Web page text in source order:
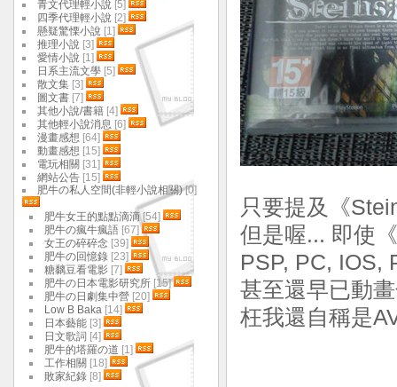
只要提及《
但是喔... 即使
PSP, PC, IOS,
甚至還早已動
枉我還自稱是
青文代理輕小說 [5]
四季代理輕小說 [2]
懸疑驚慄小說 [1]
推理小說 [3]
愛情小說 [1]
日系主流文學 [5]
散文集 [3]
圖文書 [7]
其他小說/書籍 [4]
其他輕小說消息 [6]
漫畫感想 [64]
動畫感想 [15]
電玩相關 [31]
網站公告 [15]
肥牛の私人空間(非輕小說相關)[0]
肥牛女王的點點滴滴[54]
肥牛の瘋牛瘋語 [67]
女王の碎碎念 [39]
肥牛の回憶錄 [23]
糖黐豆看電影 [7]
肥牛の日本電影研究所 [15]
肥牛の日劇集中營 [20]
Low B Baka [14]
日本藝能 [3]
日文歌詞 [4]
肥牛的塔羅の道 [1]
工作相關 [18]
敗家紀錄 [8]